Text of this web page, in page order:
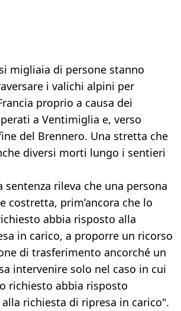
migliaia di persone stanno
i valichi alpini per
proprio a causa dei
a Ventimiglia e, verso
del Brennero. Una stretta che
diversi morti lungo i sentieri
rileva che una persona
costretta, prim’ancora che lo
abbia risposto alla
in carico, a proporre un ricorso
di trasferimento ancorché un
intervenire solo nel caso in cui
richiesto abbia risposto
richiesta di ripresa in carico".